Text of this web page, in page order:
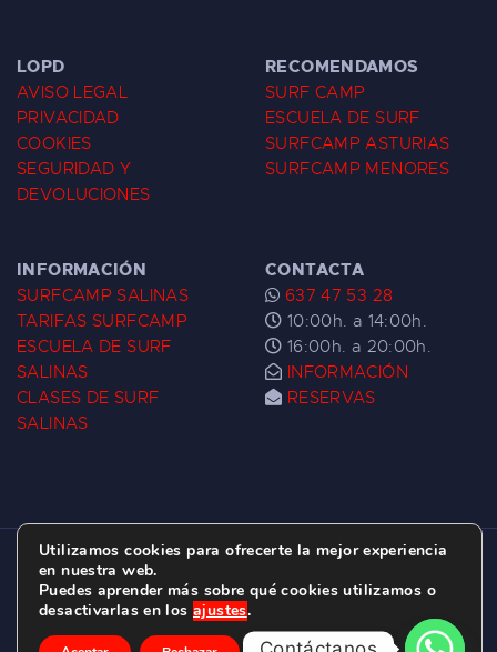
LOPD
AVISO LEGAL
PRIVACIDAD
COOKIES
SEGURIDAD Y
DEVOLUCIONES
RECOMENDAMOS
SURF CAMP
ESCUELA DE SURF
SURFCAMP ASTURIAS
SURFCAMP MENORES
INFORMACIÓN
SURFCAMP SALINAS
TARIFAS SURFCAMP
ESCUELA DE SURF
SALINAS
CLASES DE SURF
SALINAS
CONTACTA
637 47 53 28
10:00h. a 14:00h.
16:00h. a 20:00h.
INFORMACIÓN
RESERVAS
ESCUELA DE SURF LAS DUNAS ©
C/ BERNARDO ÁLVAREZ GALAN 1, SALINAS
(ASTURIAS)
Utilizamos cookies para ofrecerte la mejor experiencia
en nuestra web.
Puedes aprender más sobre qué cookies utilizamos o
desactivarlas en los ajustes.